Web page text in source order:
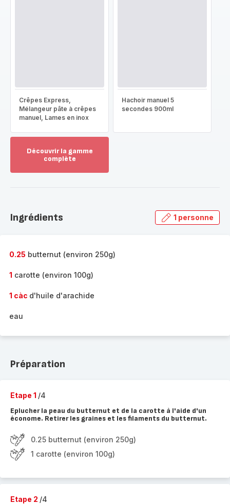
Crêpes Express,
Mélangeur pâte à crêpes
manuel, Lames en inox
Hachoir manuel 5
secondes 900ml
Découvrir la gamme
complète
gamme
Ingrédients 1 personne
0.25 butternut (environ 250g)
1 carotte (environ 100g)
1 càc d'huile d'arachide
eau
Préparation
Etape 1 /4
Eplucher la peau du butternut et de la carotte à l'aide d'un
économe. Retirer les graines et les filaments du butternut.
0.25 butternut (environ 250g)
1 carotte (environ 100g)
Etape 2 /4